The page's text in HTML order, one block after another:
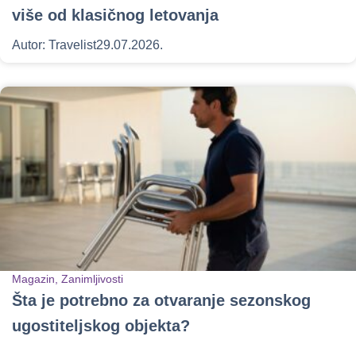
više od klasičnog letovanja
Autor: Travelist29.07.2026.
Magazin, Zanimljivosti
Šta je potrebno za otvaranje sezonskog
ugostiteljskog objekta?